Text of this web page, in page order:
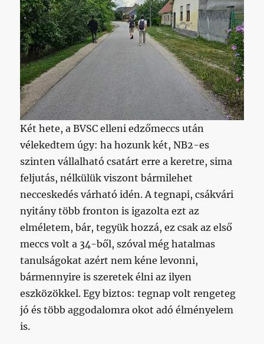
Két hete, a BVSC elleni edzőmeccs után
vélekedtem úgy: ha hozunk két, NB2-es
szinten vállalható csatárt erre a keretre, sima
feljutás, nélkülük viszont bármilehet
necceskedés várható idén. A tegnapi, csákvári
nyitány több fronton is igazolta ezt az
elméletem, bár, tegyük hozzá, ez csak az első
meccs volt a 34-ből, szóval még hatalmas
tanulságokat azért nem kéne levonni,
bármennyire is szeretek élni az ilyen
eszközökkel. Egy biztos: tegnap volt rengeteg
jó és több aggodalomra okot adó élményelem
is.